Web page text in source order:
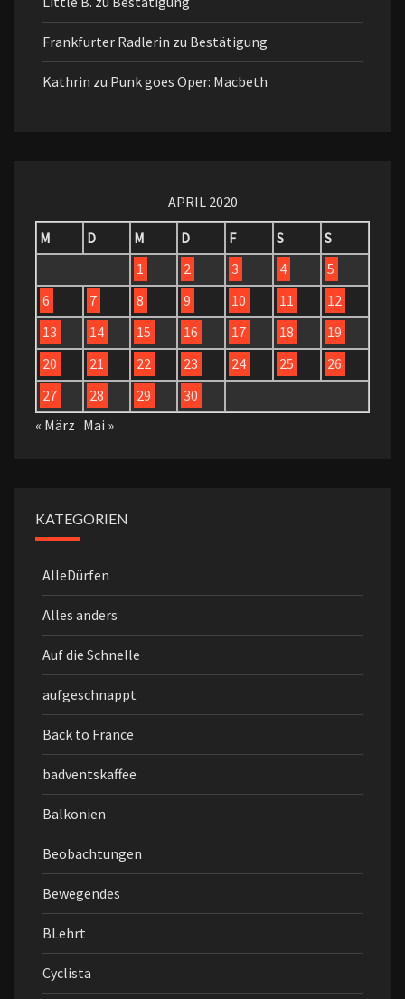
Frankfurter Radlerin zu Bestätigung
Kathrin zu Punk goes Oper: Macbeth
APRIL 2020
M
D M D F S
S
1
2 3 4
5
6
7 8 9 10 11
12
13
14 15 16 17 18
19
20
21 22 23 24 25
26
27
28 29
30
« März Mai »
KATEGORIEN
AlleDürfen
Alles anders
Auf die Schnelle
aufgeschnappt
Back to France
badventskaffee
Balkonien
Beobachtungen
Bewegendes
BLehrt
Cyclista